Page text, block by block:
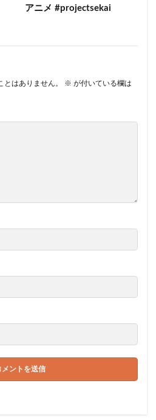
アニメ #projectsekai
とはありません。 ※ が付いている欄は